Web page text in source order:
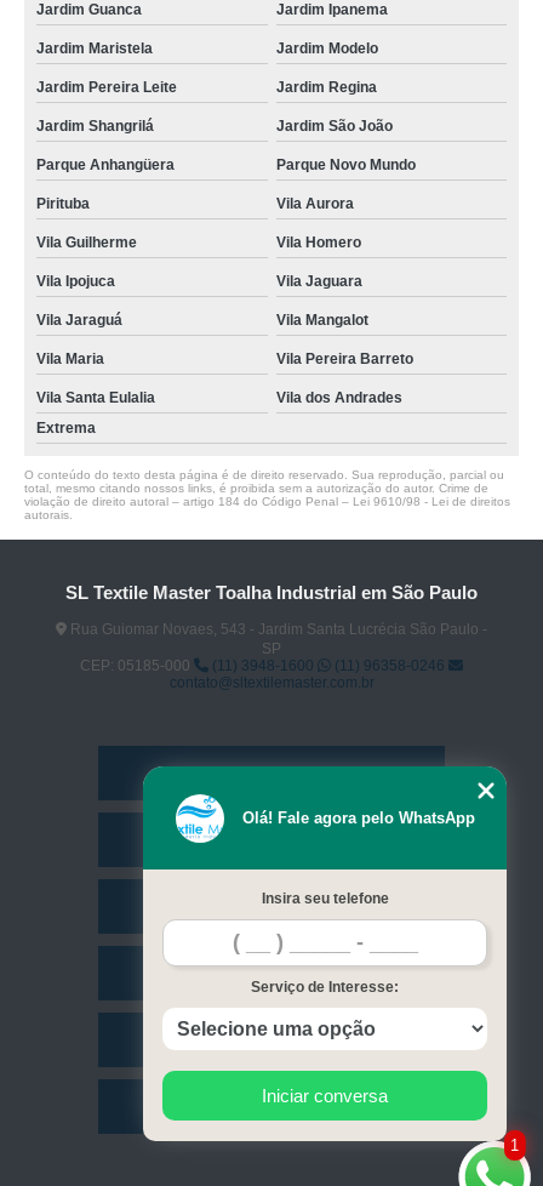
Jardim Guanca Jardim Ipanema
Jardim Maristela Jardim Modelo
Jardim Pereira Leite Jardim Regina
Jardim Shangrilá Jardim São João
Parque Anhangüera Parque Novo Mundo
Pirituba Vila Aurora
Vila Guilherme Vila Homero
Vila Ipojuca Vila Jaguara
Vila Jaraguá Vila Mangalot
Vila Maria Vila Pereira Barreto
Vila Santa Eulalia
Vila dos Andrades
Extrema
O conteúdo do texto desta página é de direito reservado. Sua reprodução, parcial ou
total, mesmo citando nossos links, é proibida sem a autorização do autor. Crime de
violação de direito autoral – artigo 184 do Código Penal – Lei 9610/98 - Lei de direitos
autorais
SL Textile Master Toalha Industrial em São Paulo
Rua Guiomar Novaes, 543 - Jardim Santa Lucrécia São Paulo -
SP
CEP: 05185-000
(11) 3948-1600
(11) 96358-0246
contato@sltextilemaster.com.br
Missão
Contato
Mapa do site
1
Olá! Fale agora pelo WhatsApp
Insira seu telefone
Serviço de Interesse:
Iniciar conversa